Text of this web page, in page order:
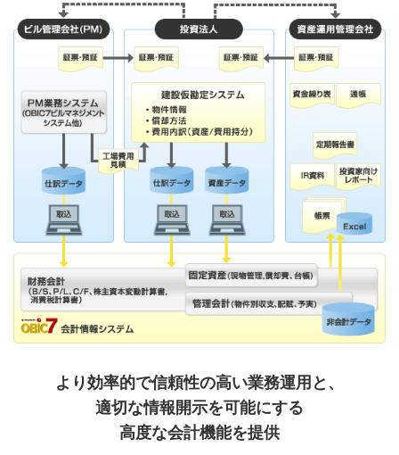
より効率的で信頼性の高い業務運用と、
適切な情報開示を可能にする
高度な会計機能を提供